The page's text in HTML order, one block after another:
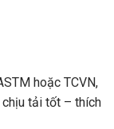
hoặc TCVN,
chịu tải tốt – thích